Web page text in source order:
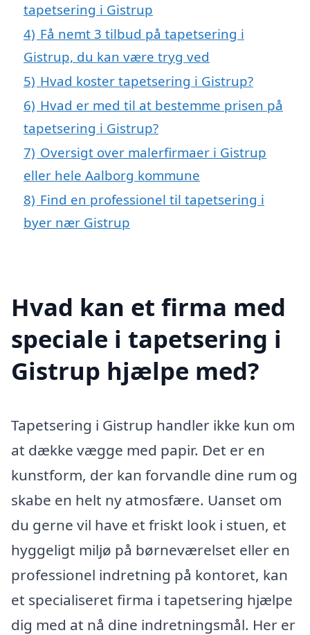
tapetsering i Gistrup
4) Få nemt 3 tilbud på tapetsering i
Gistrup, du kan være tryg ved
5) Hvad koster tapetsering i Gistrup?
6) Hvad er med til at bestemme prisen på
tapetsering i Gistrup?
7) Oversigt over malerfirmaer i Gistrup
eller hele Aalborg kommune
8) Find en professionel til tapetsering i
byer nær Gistrup
Hvad kan et firma med
speciale i tapetsering i
Gistrup hjælpe med?
Tapetsering i Gistrup handler ikke kun om
at dække vægge med papir. Det er en
kunstform, der kan forvandle dine rum og
skabe en helt ny atmosfære. Uanset om
du gerne vil have et friskt look i stuen, et
hyggeligt miljø på børneværelset eller en
professionel indretning på kontoret, kan
et specialiseret firma i tapetsering hjælpe
dig med at nå dine indretningsmål. Her er